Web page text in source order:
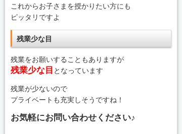
これからお子さまを授かりたい方にも
ピッタリですよ
残業少な目
残業をお願いすることもありますが
残業少な目 となっています
残業が少ないので
プライベートも充実しそうですね！
お気軽にお問い合わせください♪